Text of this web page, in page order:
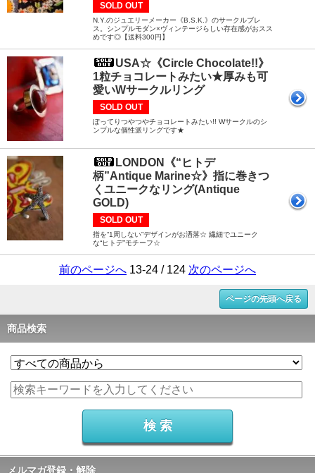
SOLD OUT
N.Y.のジュエリーメーカー《B.S.K.》のサークルブレ
ス。シンプルモダン×ヴィンテージらしい存在感がおスス
めです◎【送料300円】
USA☆《Circle Chocolate!!》
1粒チョコレートみたい★厚みも可
愛いWサークルリング
SOLD OUT
ぽってりつやつやチョコレートみたい!! Wサークルのシ
ンプルな個性派リングです★
LONDON《“ヒトデ
柄”Antique Marine☆》指に巻きつ
くユニークなリング(Antique
GOLD)
SOLD OUT
指を“1周しない”デザインがお洒落☆ 繊細でユニーク
な“ヒトデ”モチーフ☆
前のページへ 13-24 / 124 次のページへ
ページの先頭へ戻る
商品検索
メルマガ登録・解除